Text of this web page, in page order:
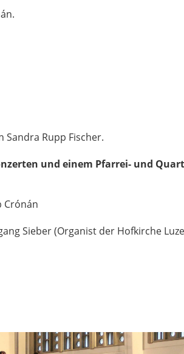
Sandra Rupp Fischer.
und einem Pfarrei- und
Crónán
Sieber (Organist der Hofkirche